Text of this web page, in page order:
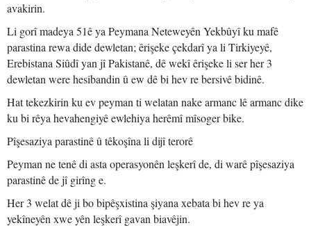
avakirin.
Li gorî madeya 51ê ya Peymana Neteweyên Yekbûyî ku mafê
parastina rewa dide dewletan; êrişeke çekdarî ya li Tirkiyeyê,
Erebistana Siûdî yan jî Pakistanê, dê wekî êrişeke li ser her 3
dewletan were hesibandin û ew dê bi hev re bersivê bidinê.
Hat tekezkirin ku ev peyman ti welatan nake armanc lê armanc dike
ku bi rêya hevahengiyê ewlehiya herêmî mîsoger bike.
Pîşesaziya parastinê û têkoşîna li dijî terorê
Peyman ne tenê di asta operasyonên leşkerî de, di warê pîşesaziya
parastinê de jî girîng e.
Her 3 welat dê ji bo bipêşxistina şiyana xebata bi hev re ya
yekîneyên xwe yên leşkerî gavan biavêjin.